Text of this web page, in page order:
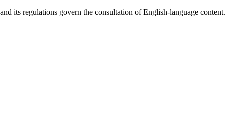
and its regulations govern the consultation of English-language content.